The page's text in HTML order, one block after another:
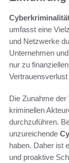
umfasst eine
und Netzwerke
Unternehmen
nur zu
Vertrauensverlust
Die Zunahme der
kriminellen
durchzuführen.
unzureichende
haben. Daher ist
und proaktive